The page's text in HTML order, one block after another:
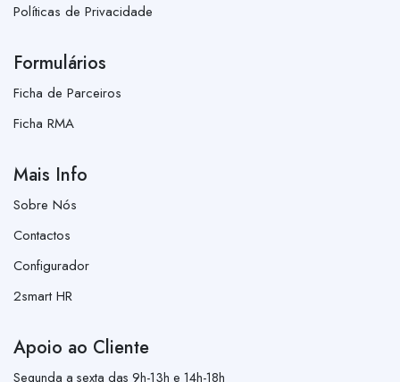
Políticas de Privacidade
Formulários
Ficha de Parceiros
Ficha RMA
Mais Info
Sobre Nós
Contactos
Configurador
2smart HR
Apoio ao Cliente
Segunda a sexta das 9h-13h e 14h-18h